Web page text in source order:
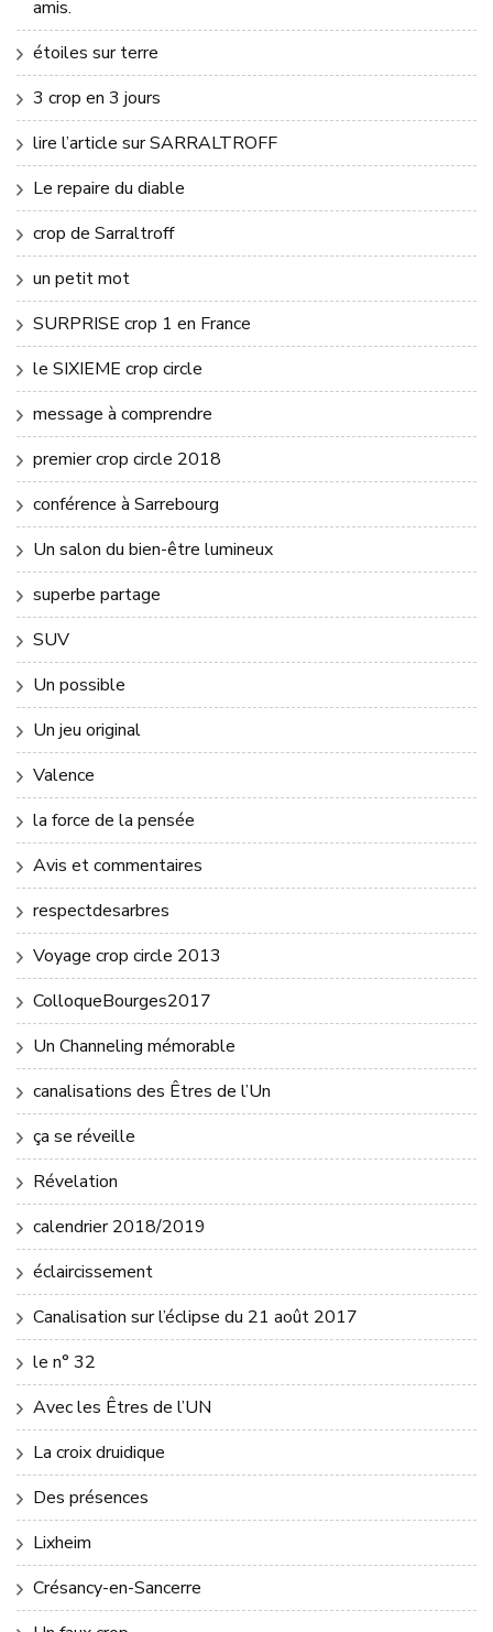
amis.
étoiles sur terre
3 crop en 3 jours
lire l’article sur SARRALTROFF
Le repaire du diable
crop de Sarraltroff
un petit mot
SURPRISE crop 1 en France
le SIXIEME crop circle
message à comprendre
premier crop circle 2018
conférence à Sarrebourg
Un salon du bien-être lumineux
superbe partage
SUV
Un possible
Un jeu original
Valence
la force de la pensée
Avis et commentaires
respectdesarbres
Voyage crop circle 2013
ColloqueBourges2017
Un Channeling mémorable
canalisations des Êtres de l’Un
ça se réveille
Révelation
calendrier 2018/2019
éclaircissement
Canalisation sur l’éclipse du 21 août 2017
le n° 32
Avec les Êtres de l’UN
La croix druidique
Des présences
Lixheim
Crésancy-en-Sancerre